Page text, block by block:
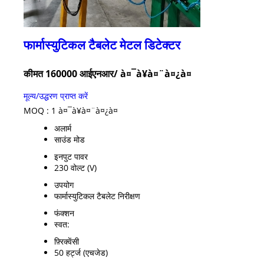
फार्मास्युटिकल टैबलेट मेटल डिटेक्टर
कीमत 160000 आईएनआर/ à¤¯à¥à¤¨à¤¿à¤
मूल्य/उद्धरण प्राप्त करें
MOQ : 1 à¤¯à¥à¤¨à¤¿à¤
अलार्म
साउंड मोड
इनपुट पावर
230 वोल्ट (V)
उपयोग
फार्मास्युटिकल टैबलेट निरीक्षण
फंक्शन
स्वत:
फ़्रिक्वेंसी
50 हर्ट्ज (एचजेड)